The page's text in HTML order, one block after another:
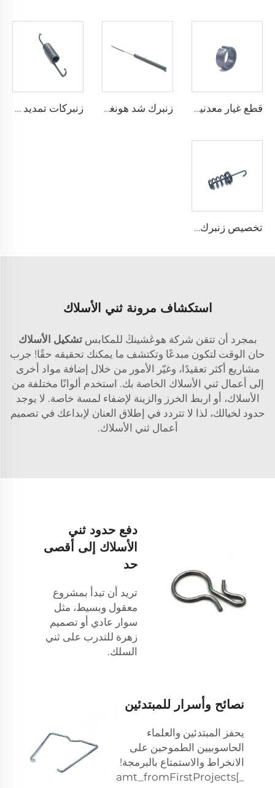
قطع غيار معدنية كم مروحة لمضخة آلة الهندسة بالجملة زنبرك شد هونغشينغ مع تصميم السلك المصنوع من الفولاذ المقاوم للصدأ زنبركات تمديد صغيرة مزدوجة الخطاف حلزونية من المعدن من مصنع معتمد حسب معيار ISO
تخصيص زنبرك دواسة الفرامل زنبرك عودة ممتد من الفولاذ الكربوني
استكشاف مرونة ثني الأسلاك
بمجرد أن تتقن شركة هوڠشينڭ للمكابستشكيل الأسلاك
حان الوقت لتكون مبدعًا وتكتشف ما يمكنك تحقيقه حقًا! جرب
مشاريع أكثر تعقيدًا، وغيّر الأمور من خلال إضافة مواد أخرى
إلى أعمال ثني الأسلاك الخاصة بك. استخدم ألوانًا مختلفة من
الأسلاك، أو اربط الخرز والزينة لإضفاء لمسة خاصة. لا يوجد
حدود لخيالك، لذا لا تتردد في إطلاق العنان لإبداعك في تصميم
أعمال ثني الأسلاك.
دفع حدود ثني
الأسلاك إلى أقصى
حد
تريد أن تبدأ بمشروع
معقول وبسيط، مثل
سوار عادي أو تصميم
زهرة للتدرب على ثني
السلك.
نصائح وأسرار للمبتدئين
يحفز المبتدئين والعلماء
الحاسوبيين الطموحين على
الانخراط والاستمتاع بالبرمجة!
_amt_fromFirstProjects[